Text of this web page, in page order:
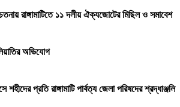
রাঙ্গামাটিতে ১১ দলীয় ঐক্যজোটের মিছিল ও সমাবেশ
অভিযোগ
প্রতি রাঙ্গামাটি পার্বত্য জেলা পরিষদের শ্রদ্ধাঞ্জলি